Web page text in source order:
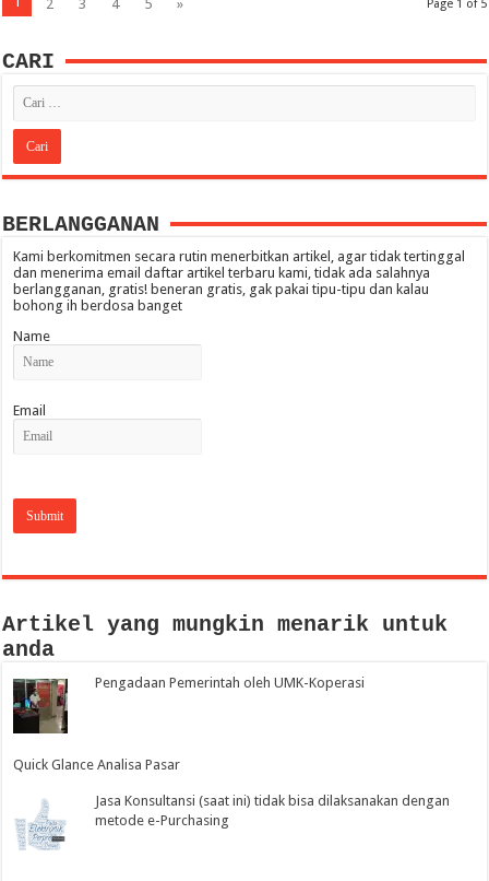
Page 1 of 5
2 3 4 5 »
CARI
BERLANGGANAN
Kami berkomitmen secara rutin menerbitkan artikel, agar tidak tertinggal
dan menerima email daftar artikel terbaru kami, tidak ada salahnya
berlangganan, gratis! beneran gratis, gak pakai tipu-tipu dan kalau
bohong ih berdosa banget
Name
Email
Artikel yang mungkin menarik untuk
anda
Pengadaan Pemerintah oleh UMK-Koperasi
Quick Glance Analisa Pasar
Jasa Konsultansi (saat ini) tidak bisa dilaksanakan dengan
metode e-Purchasing